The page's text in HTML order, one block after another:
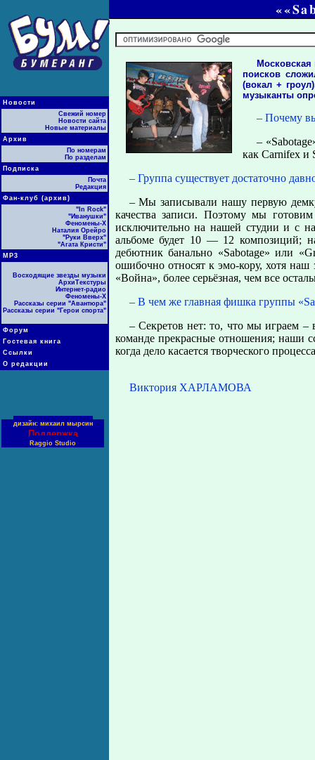
Новости
Свежий номер
Новости сайта
Новые материалы
Архив
По номерам
По разделам
Подписка
Почта
Редакция
Фан-клуб (архив)
"In Rock"
"Иванушки"
Феномены-Х
Наталия Орейро
"Руки Вверх"
"Агата Кристи"
МР3
Восходящие звезды музыки
АрхиТекстуры
Интернет-радио
Феномены-Х
Рассказы серии "Авантюра"
Рассказы серии "Герои спорта"
Форум
Гостевая книга
Ссылки
О редакции
дизайн: михаил мырсин
Поддержка
Raggio Studio
Московская
поисков
(вокал +
музыканты
– Почему
–
как Carnifex и
– Группа существует достаточно
– Мы записывали нашу первую
качества записи. Поэтому мы
исключительно на нашей студии и с
альбоме будет 10 — 12 композиций;
дебютник банально «Sabotage» или
ошибочно относят к эмо-кору, хотя наш
«Война», более серьёзная, чем все
– В чем же главная фишка группы
– Секретов нет: то, что мы играем –
команде прекрасные отношения; наши
когда дело касается творческого
Виктория ХАРЛАМОВА